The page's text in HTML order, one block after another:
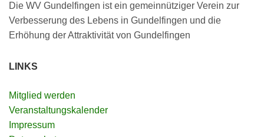
Die WV Gundelfingen ist ein gemeinnütziger Verein zur
Verbesserung des Lebens in Gundelfingen und die
Erhöhung der Attraktivität von Gundelfingen
LINKS
Mitglied werden
Veranstaltungskalender
Impressum